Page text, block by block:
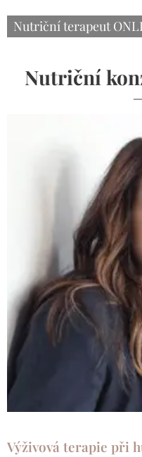
Nutriční terapeut
Nutriční
Výživová terapie při